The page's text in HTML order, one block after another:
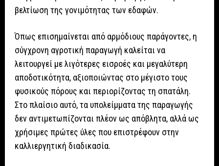
βελτίωση της γονιμότητας των εδαφών.
Όπως επισημαίνεται από αρμόδιους παράγοντες, η
σύγχρονη αγροτική παραγωγή καλείται να
λειτουργεί με λιγότερες εισροές και μεγαλύτερη
αποδοτικότητα, αξιοποιώντας στο μέγιστο τους
φυσικούς πόρους και περιορίζοντας τη σπατάλη.
Στο πλαίσιο αυτό, τα υπολείμματα της παραγωγής
δεν αντιμετωπίζονται πλέον ως απόβλητα, αλλά ως
χρήσιμες πρώτες ύλες που επιστρέφουν στην
καλλιεργητική διαδικασία.